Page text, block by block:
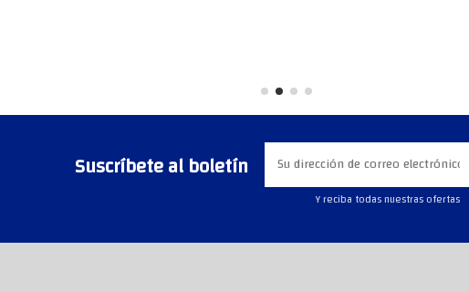
Suscríbete al boletín
Y reciba todas nuestras ofertas